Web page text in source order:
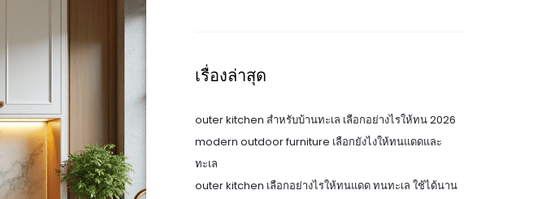
เรื่องล่าสุด
outer kitchen สำหรับบ้านทะเล เลือกอย่างไรให้ทน 2026
modern outdoor furniture เลือกยังไงให้ทนแดดและ
ทะเล
outer kitchen เลือกอย่างไรให้ทนแดด ทนทะเล ใช้ได้นาน